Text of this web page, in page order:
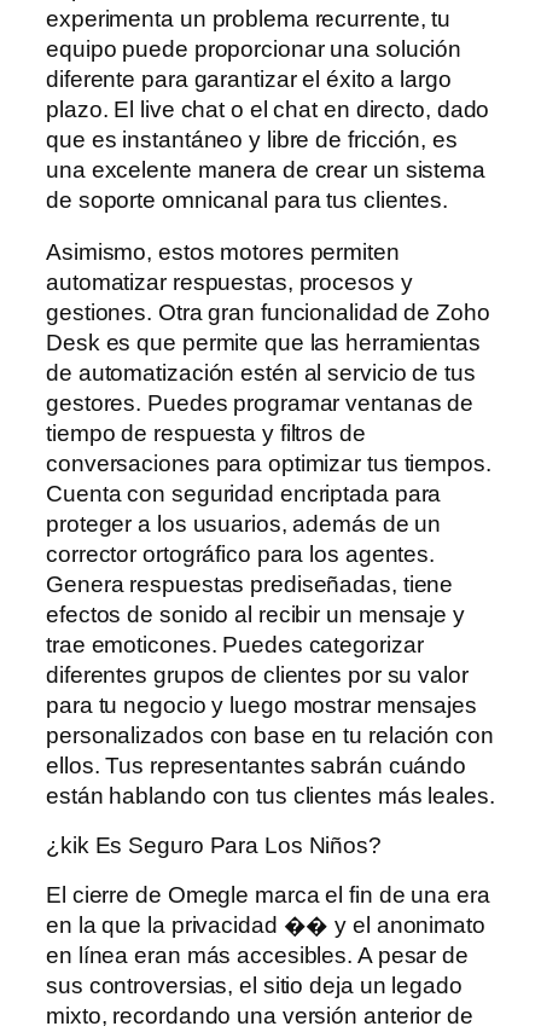
experimenta un problema recurrente, tu
equipo puede proporcionar una solución
diferente para garantizar el éxito a largo
plazo. El live chat o el chat en directo, dado
que es instantáneo y libre de fricción, es
una excelente manera de crear un sistema
de soporte omnicanal para tus clientes.
Asimismo, estos motores permiten
automatizar respuestas, procesos y
gestiones. Otra gran funcionalidad de Zoho
Desk es que permite que las herramientas
de automatización estén al servicio de tus
gestores. Puedes programar ventanas de
tiempo de respuesta y filtros de
conversaciones para optimizar tus tiempos.
Cuenta con seguridad encriptada para
proteger a los usuarios, además de un
corrector ortográfico para los agentes.
Genera respuestas prediseñadas, tiene
efectos de sonido al recibir un mensaje y
trae emoticones. Puedes categorizar
diferentes grupos de clientes por su valor
para tu negocio y luego mostrar mensajes
personalizados con base ​​en tu relación con
ellos. Tus representantes sabrán cuándo
están hablando con tus clientes más leales.
¿kik Es Seguro Para Los Niños?
El cierre de Omegle marca el fin de una era
en la que la privacidad �� y el anonimato
en línea eran más accesibles. A pesar de
sus controversias, el sitio deja un legado
mixto, recordando una versión anterior de